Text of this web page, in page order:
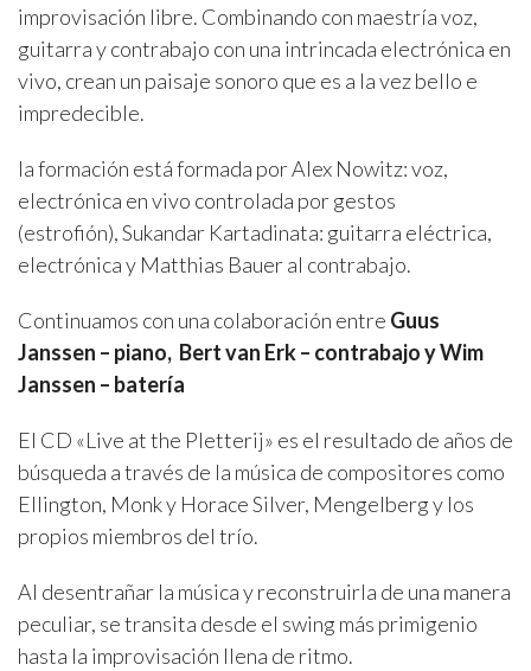
improvisación libre. Combinando con maestría voz,
guitarra y contrabajo con una intrincada electrónica en
vivo, crean un paisaje sonoro que es a la vez bello e
impredecible.
la formación está formada por Alex Nowitz: voz,
electrónica en vivo controlada por gestos
(estrofión), Sukandar Kartadinata: guitarra eléctrica,
electrónica y Matthias Bauer al contrabajo.
Continuamos con una colaboración entre Guus
Janssen – piano, Bert van Erk – contrabajo y Wim
Janssen – batería
El CD «Live at the Pletterij» es el resultado de años de
búsqueda a través de la música de compositores como
Ellington, Monk y Horace Silver, Mengelberg y los
propios miembros del trío.
Al desentrañar la música y reconstruirla de una manera
peculiar, se transita desde el swing más primigenio
hasta la improvisación llena de ritmo.